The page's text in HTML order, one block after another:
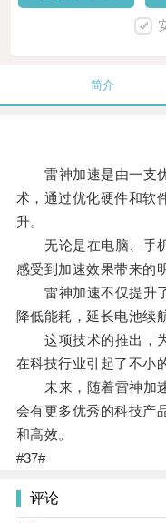
简介
雷神加速是由一支优
术，通过优化硬件和软
升。
无论是在电脑、手机
感受到加速效果带来的
雷神加速不仅提升了
降低能耗，延长电池续
这项技术的推出，为
在科技行业引起了不小
未来，随着雷神加速
会有更多优秀的科技产
和高效。
#37#
评论